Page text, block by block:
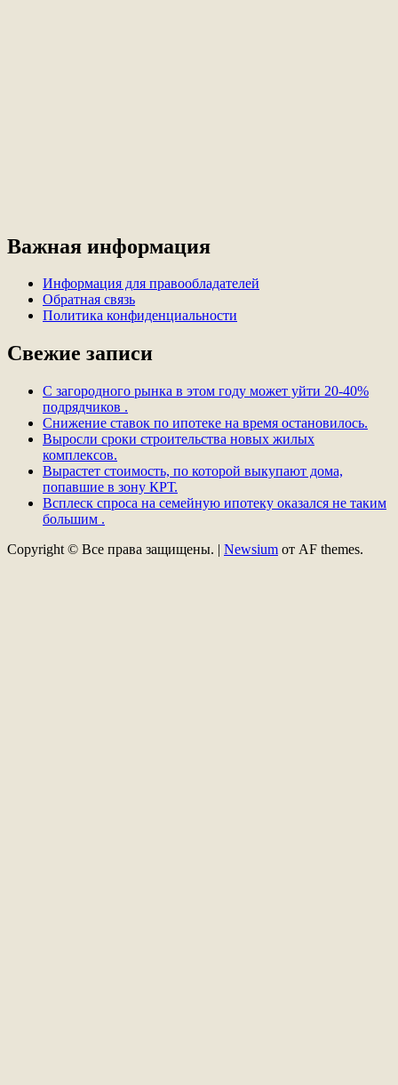
Важная информация
Информация для правообладателей
Обратная связь
Политика конфиденциальности
Свежие записи
С загородного рынка в этом году может уйти 20-40%
подрядчиков .
Снижение ставок по ипотеке на время остановилось.
Выросли сроки строительства новых жилых
комплексов.
Вырастет стоимость, по которой выкупают дома,
попавшие в зону КРТ.
Всплеск спроса на семейную ипотеку оказался не таким
большим .
Copyright © Все права защищены. | Newsium от AF themes.